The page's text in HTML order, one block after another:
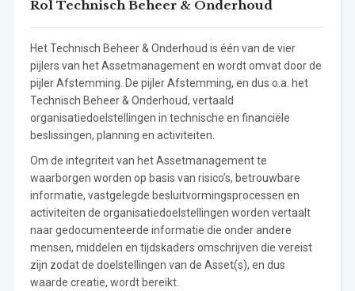
Rol Technisch Beheer & Onderhoud
Het Technisch Beheer & Onderhoud is één van de vier
pijlers van het Assetmanagement en wordt omvat door de
pijler Afstemming. De pijler Afstemming, en dus o.a. het
Technisch Beheer & Onderhoud, vertaald
organisatiedoelstellingen in technische en financiële
beslissingen, planning en activiteiten.
Om de integriteit van het Assetmanagement te
waarborgen worden op basis van risico’s, betrouwbare
informatie, vastgelegde besluitvormingsprocessen en
activiteiten de organisatiedoelstellingen worden vertaalt
naar gedocumenteerde informatie die onder andere
mensen, middelen en tijdskaders omschrijven die vereist
zijn zodat de doelstellingen van de Asset(s), en dus
waarde creatie, wordt bereikt.